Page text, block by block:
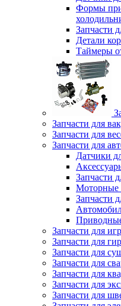
Формы
Запчасти
Детали
Таймеры
Запчасти для
Запчасти для
Запчасти для
Датчики
Запчасти
Моторные
Запчасти
Запчасти для
Запчасти для
Запчасти для
Запчасти для
Запчасти для
Запчасти для
Запчасти для